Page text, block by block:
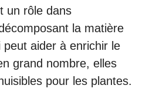
un rôle dans
la matière
aider à enrichir le
grand nombre, elles
pour les plantes.